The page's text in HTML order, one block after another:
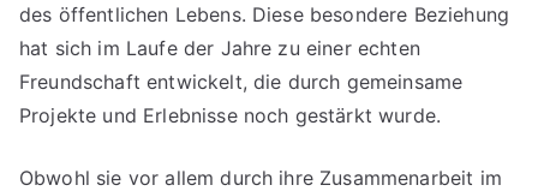
des öffentlichen Lebens. Diese besondere Beziehung
hat sich im Laufe der Jahre zu einer echten
Freundschaft entwickelt, die durch gemeinsame
Projekte und Erlebnisse noch gestärkt wurde.
Obwohl sie vor allem durch ihre Zusammenarbeit im